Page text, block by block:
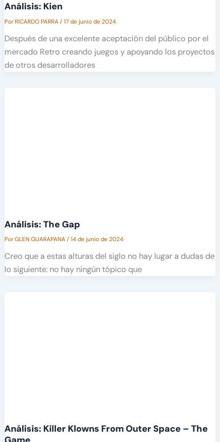
Análisis: Kien
PorRICARDO PARRA/17 de junio de 2024
Después de una excelente aceptación del público por el
mercado Retro creando juegos y apoyando los proyectos
de otros desarrolladores
Análisis: The Gap
PorGLEN GUARAPANA/14 de junio de 2024
Creo que a estas alturas del siglo no hay lugar a dudas de
lo siguiente: no hay ningún tópico que
Análisis: Killer Klowns From Outer Space – The